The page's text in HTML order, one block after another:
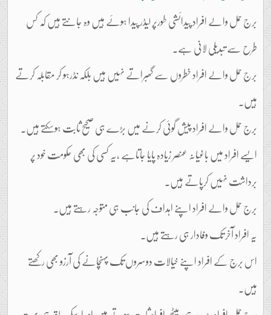
برج حمل والے افراد پیدائشی طورپر لیڈر پیدا ہوئے ہیں وہ جانتے ہیں کہ کس
طرح سے تبدیلی لانی ہے۔
برج حمل والے افراد خطروں سے گھبراتے نہیں ہیں بلکہ نڈرہو کر مقابلہ کرتے
ہیں۔
برج حمل والے افراد پیش گوئی کرنے میں بڑے ہی صحیح ثابت ہوسکتے ہیں۔
ایسے افراد میں باغیانہ عنصر زیادہ پایا جاتاہے ،یہ کسی کی بھی حکومت خود پر
برداشت نہیں کرپاتے ہیں۔
برج حمل والے افراد اپنے اہداف کی جانب ہی متوجہ رہتے ہیں۔
یہ افراد آخر تک وفادار ہی رہتے ہیں۔
اس برج کے افراد اپنے خیالات دوسروں تک پہنچانے کی آرزو بھی رکھتے
ہیں۔